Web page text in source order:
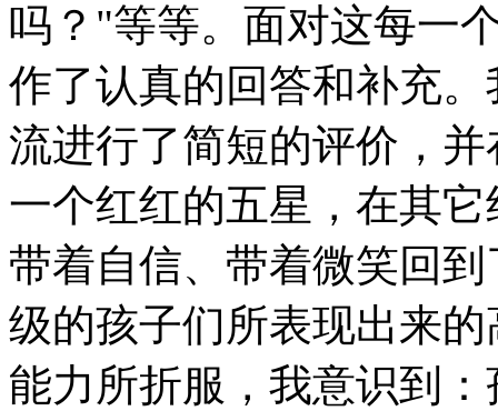
吗？"等等。面对这每一
作了认真的回答和补充
流进行了简短的评价，
一个红红的五星，在其
带着自信、带着微笑回
级的孩子们所表现出来
能力所折服，我意识到